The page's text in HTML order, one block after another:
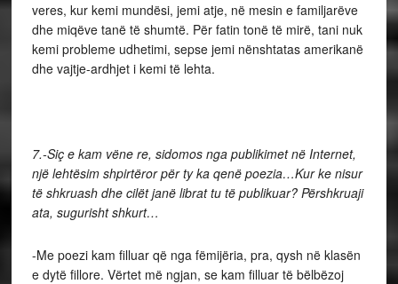
veres, kur kemi mundësi, jemi atje, në mesin e familjarëve
dhe miqëve tanë të shumtë. Për fatin tonë të mirë, tani nuk
kemi probleme udhetimi, sepse jemi nënshtatas amerikanë
dhe vajtje-ardhjet i kemi të lehta.
7.-Siç e kam vëne re, sidomos nga publikimet në Internet,
një lehtësim shpirtëror për ty ka qenë poezia…Kur ke nisur
të shkruash dhe cilët janë librat tu të publikuar? Përshkruaji
ata, sugurisht shkurt…
-Me poezi kam filluar që nga fëmijëria, pra, qysh në klasën
e dytë fillore. Vërtet më ngjan, se kam filluar të bëlbëzoj